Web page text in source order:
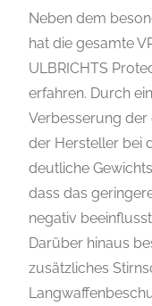
Neben dem
hat die gesamte
ULBRICHTS
erfahren. Durch
Verbesserung der
der Hersteller bei
deutliche
dass das
negativ
Darüber hinaus
zusätzliches